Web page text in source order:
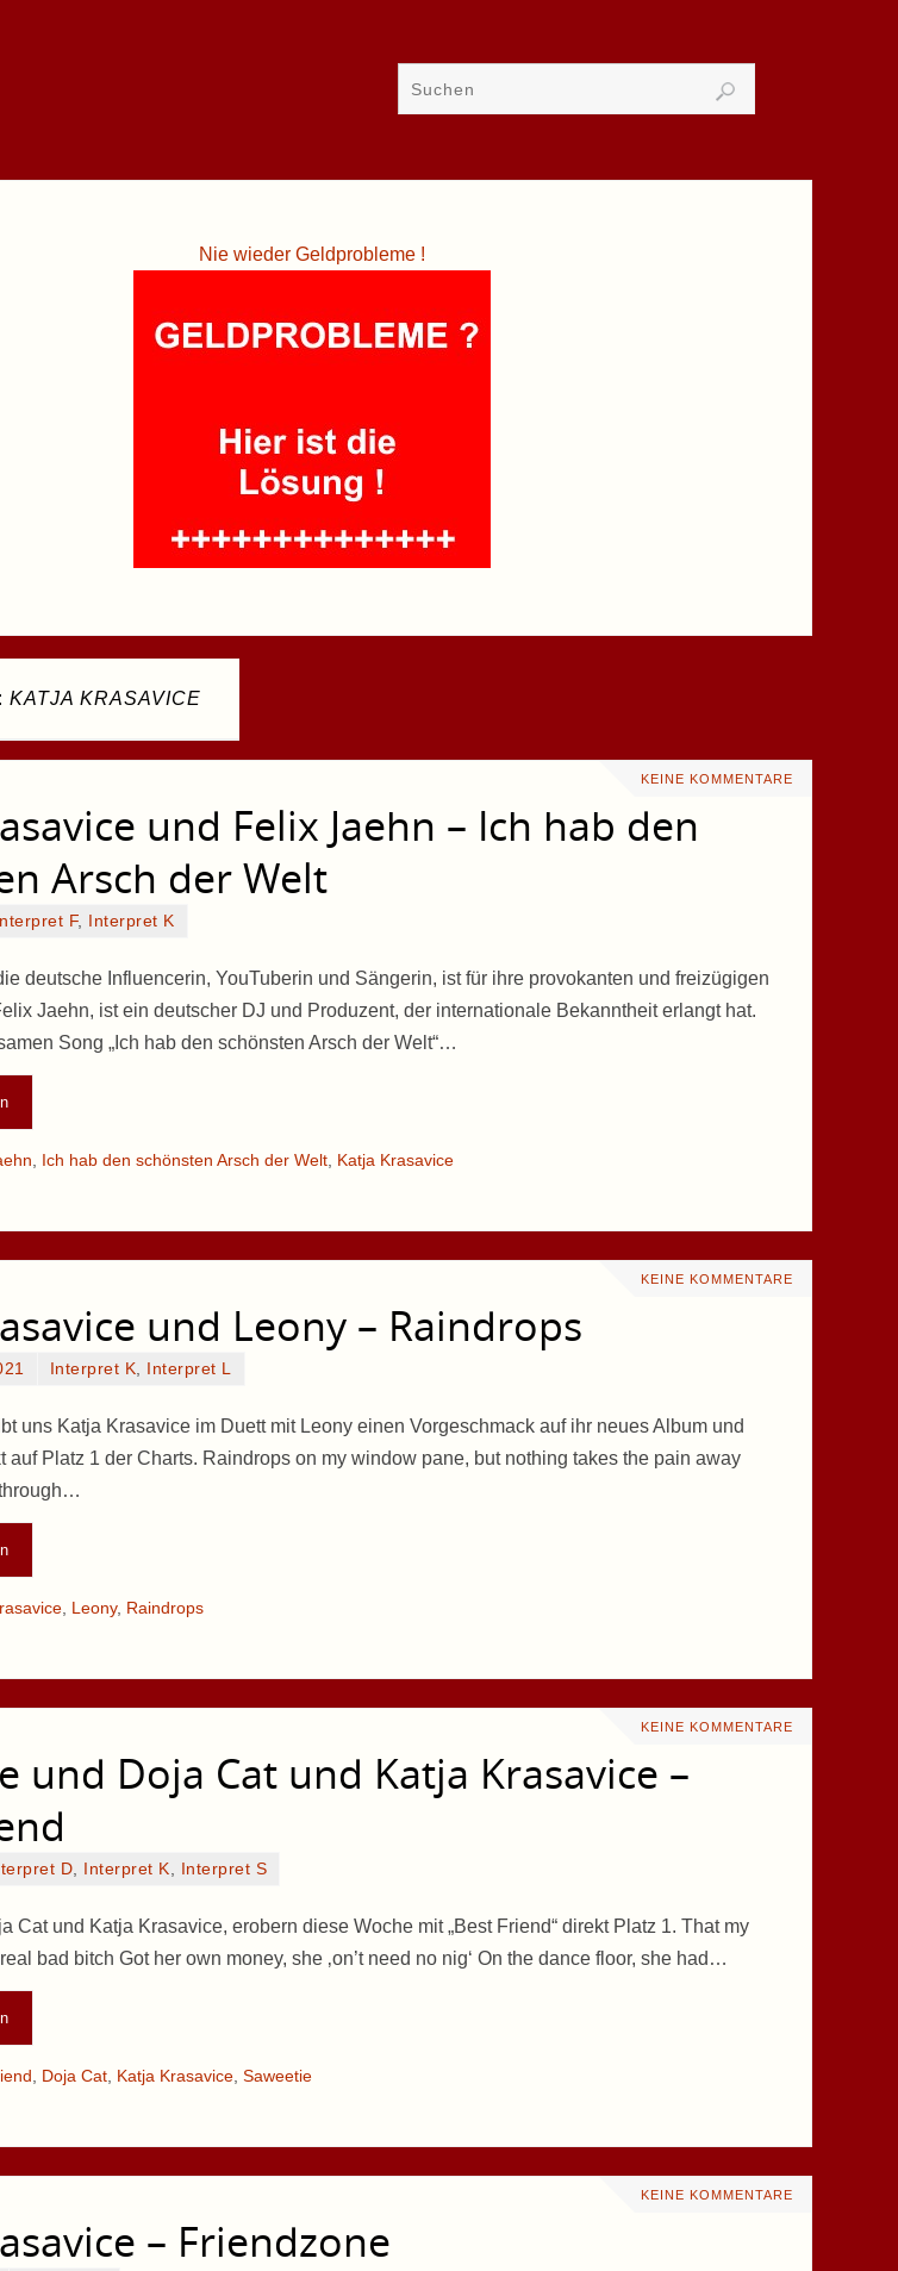
Nie wieder Geldprobleme !
KATJA KRASAVICE
KEINE KOMMENTARE
und Felix Jaehn – Ich hab den
Arsch der Welt
Interpret F, Interpret K
deutsche Influencerin, YouTuberin und Sängerin, ist für ihre provokanten und freizügigen
Jaehn, ist ein deutscher DJ und Produzent, der internationale Bekanntheit erlangt hat.
Song „Ich hab den schönsten Arsch der Welt“…
Ich hab den schönsten Arsch der Welt Katja Krasavice
KEINE KOMMENTARE
und Leony – Raindrops
Interpret K, Interpret L
uns Katja Krasavice im Duett mit Leony einen Vorgeschmack auf ihr neues Album und
auf Platz 1 der Charts. Raindrops on my window pane, but nothing takes the pain away
Leony, Raindrops
KEINE KOMMENTARE
und Doja Cat und Katja Krasavice –
D, Interpret K, Interpret S
Cat und Katja Krasavice, erobern diese Woche mit „Best Friend“ direkt Platz 1. That my
bad bitch Got her own money, she ‚on’t need no nig‘ On the dance floor, she had…
Doja Cat Katja Krasavice Saweetie
KEINE KOMMENTARE
– Friendzone